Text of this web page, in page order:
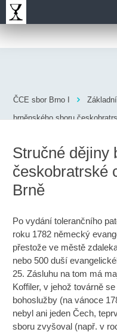
ČCE sbor Brno I
brněnského sboru
Stručné dějiny
českobratrské
Brně
Po vydání tolerančního
roku 1782 německý
přestože ve městě
nebo 500 duší
25. Zásluhu na tom má
Koffiler, v jehož továrně
bohoslužby (na vánoce
nebyl ani jeden Čech,
sboru zvyšoval (např. v